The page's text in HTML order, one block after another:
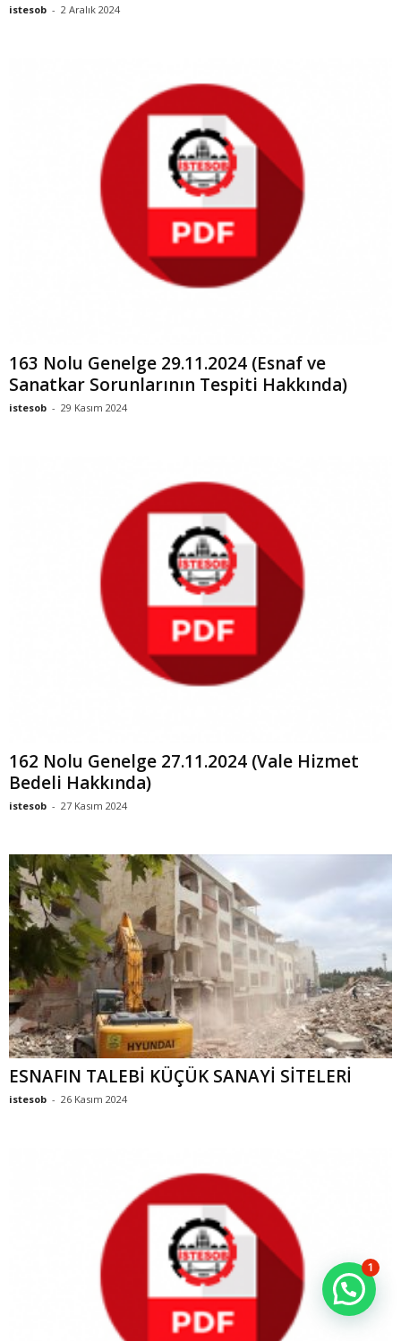
istesob - 2 Aralık 2024
163 Nolu Genelge 29.11.2024 (Esnaf ve
Sanatkar Sorunlarının Tespiti Hakkında)
istesob - 29 Kasım 2024
162 Nolu Genelge 27.11.2024 (Vale Hizmet
Bedeli Hakkında)
istesob - 27 Kasım 2024
ESNAFIN TALEBİ KÜÇÜK SANAYİ SİTELERİ
istesob - 26 Kasım 2024
1